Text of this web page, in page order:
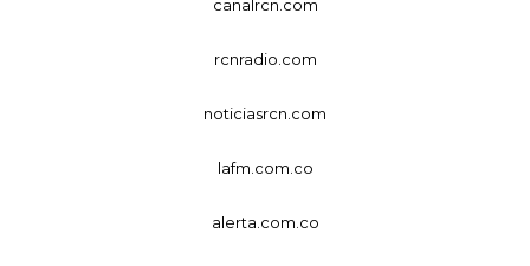
canalrcn.com
rcnradio.com
noticiasrcn.com
lafm.com.co
alerta.com.co